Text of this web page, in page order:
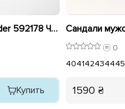
Сандали мужские Rider 592178 Черные распродажа
Купить
0
404142434445
1590 ₴